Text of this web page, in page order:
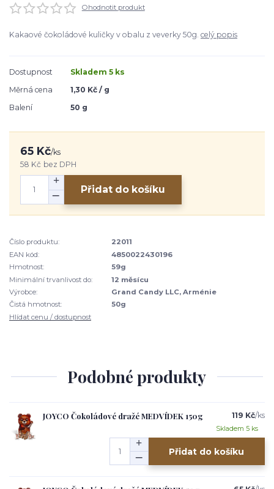
Ohodnotit produkt
Kakaové čokoládové kuličky v obalu z veverky 50g. celý popis
Dostupnost
Skladem 5 ks
Měrná cena
1,30 Kč / g
Balení
50 g
65 Kč/ks
58 Kč bez DPH
Přidat do košíku
Číslo produktu:
22011
EAN kód:
4850022430196
Hmotnost:
59g
Minimální trvanlivost do:
12 měsícu
Výrobce:
Grand Candy LLC, Arménie
Čistá hmotnost:
50g
Hlídat cenu / dostupnost
Podobné produkty
JOYCO Čokoládové dražé MEDVÍDEK 150g 119 Kč/ks
Skladem 5 ks
Přidat do košíku